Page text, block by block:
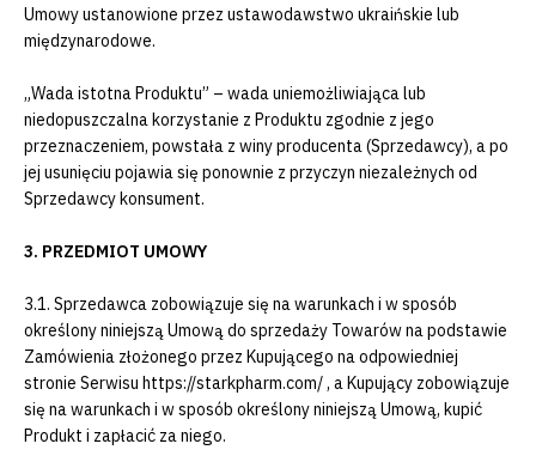
Umowy ustanowione przez ustawodawstwo ukraińskie lub
międzynarodowe.
„Wada istotna Produktu” – wada uniemożliwiająca lub
niedopuszczalna korzystanie z Produktu zgodnie z jego
przeznaczeniem, powstała z winy producenta (Sprzedawcy), a po
jej usunięciu pojawia się ponownie z przyczyn niezależnych od
Sprzedawcy konsument.
3. PRZEDMIOT UMOWY
3.1. Sprzedawca zobowiązuje się na warunkach i w sposób
określony niniejszą Umową do sprzedaży Towarów na podstawie
Zamówienia złożonego przez Kupującego na odpowiedniej
stronie Serwisu https://starkpharm.com/ , a Kupujący zobowiązuje
się na warunkach i w sposób określony niniejszą Umową, kupić
Produkt i zapłacić za niego.